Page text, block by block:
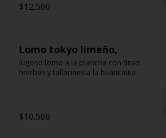
$12.500
Lomo tokyo limeño,
Jugoso lomo a la plancha con finas
hierbas y tallarines a la huancaina
$10.500